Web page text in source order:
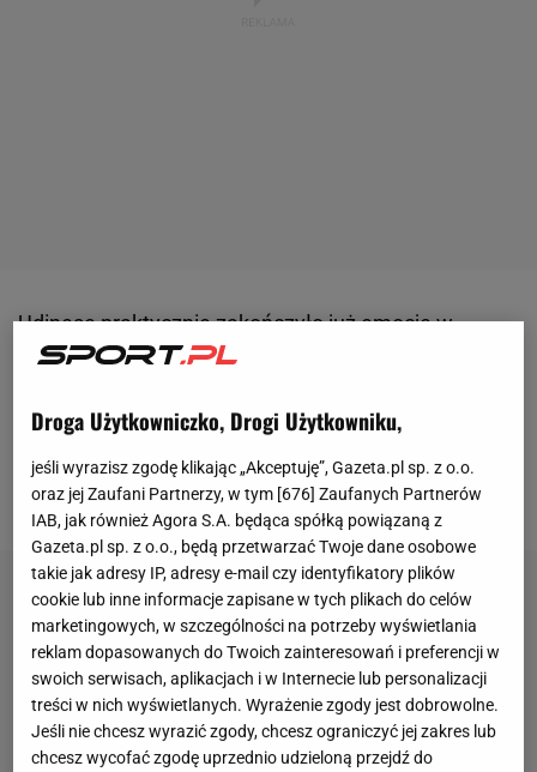
Udinesepraktycznie zakończyło już emocje w
tegorocznych rozgrywkach. Podopieczni Kosty
utrzymanie, a udział w europejskich pucharach w
przyszłym sezonie wydaje się niemożliwy. Nie
oznacza to, że piłkarze mogą sobie odpuścić.
Droga Użytkowniczko, Drogi Użytkowniku,
jeśli wyrazisz zgodę klikając „Akceptuję”, Gazeta.pl sp. z o.o.
oraz jej Zaufani Partnerzy, w tym [676] Zaufanych Partnerów
IAB, jak również Agora S.A. będąca spółką powiązaną z
Gazeta.pl sp. z o.o., będą przetwarzać Twoje dane osobowe
takie jak adresy IP, adresy e-mail czy identyfikatory plików
cookie lub inne informacje zapisane w tych plikach do celów
marketingowych, w szczególności na potrzeby wyświetlania
reklam dopasowanych do Twoich zainteresowań i preferencji w
swoich serwisach, aplikacjach i w Internecie lub personalizacji
treści w nich wyświetlanych. Wyrażenie zgody jest dobrowolne.
Jeśli nie chcesz wyrazić zgody, chcesz ograniczyć jej zakres lub
chcesz wycofać zgodę uprzednio udzieloną przejdź do